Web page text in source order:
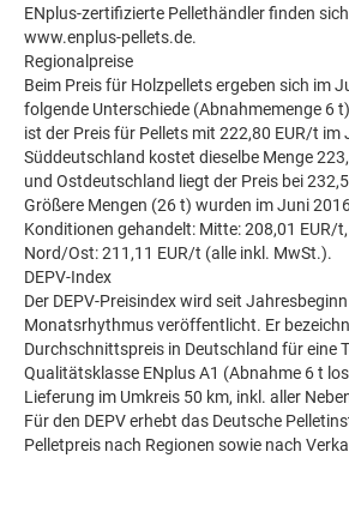
ENplus-zertifizierte Pellethändler finden
www.enplus-pellets.de.
Regionalpreise
Beim Preis für Holzpellets ergeben sich im
folgende Unterschiede (Abnahmemenge 6
ist der Preis für Pellets mit 222,80 EUR/t im
Süddeutschland kostet dieselbe Menge
und Ostdeutschland liegt der Preis bei
Größere Mengen (26 t) wurden im Juni
Konditionen gehandelt: Mitte: 208,01 EUR/
Nord/Ost: 211,11 EUR/t (alle inkl. MwSt.).
DEPV-Index
Der DEPV-Preisindex wird seit
Monatsrhythmus veröffentlicht. Er
Durchschnittspreis in Deutschland für eine
Qualitätsklasse ENplus A1 (Abnahme 6 t
Lieferung im Umkreis 50 km, inkl. aller
Für den DEPV erhebt das Deutsche
Pelletpreis nach Regionen sowie nach